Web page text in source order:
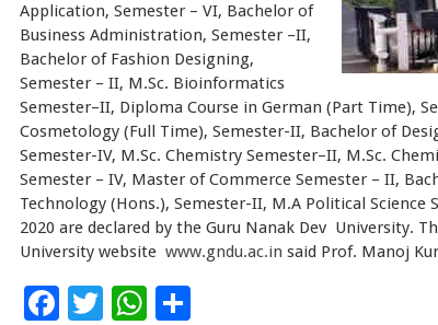
Application, Semester – VI, Bachelor of
Business Administration, Semester –II,
Bachelor of Fashion Designing,
Semester – II, M.Sc. Bioinformatics
Semester–II, Diploma Course in German (Part Time),
Cosmetology (Full Time), Semester-II, Bachelor of
Semester-IV, M.Sc. Chemistry Semester–II, M.Sc.
Semester – IV, Master of Commerce Semester – II,
Technology (Hons.), Semester-II, M.A Political Science
2020 are declared by the Guru Nanak Dev University.
University website www.gndu.ac.in said Prof. Manoj
F
T W S